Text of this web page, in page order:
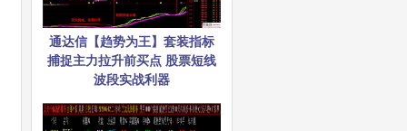
通达信【趋势为王】套装指标
捕捉主力拉升前买点 股票短线
波段实战利器